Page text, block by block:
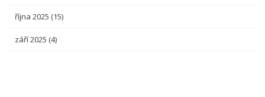
října 2025 (15)
září 2025 (4)